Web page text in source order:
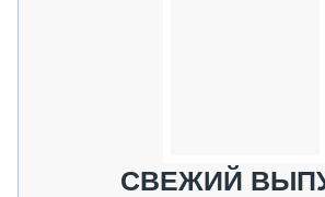
СВЕЖИЙ